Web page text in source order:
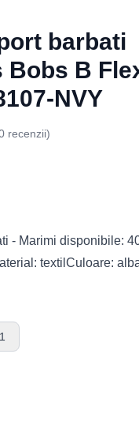
barbati
Bobs B
NVY
recenzii)
- Marimi disponibile:
textilCuloare: